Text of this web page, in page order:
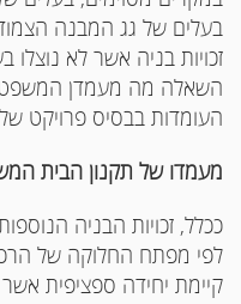
בעלים של גג המבנה
זכויות בניה אשר לא
השאלה מה מעמדן המשפטי
העומדות בבסיס פרויקט
מעמדו של תקנון הבית
ככלל, זכויות הבניה
לפי מפתח החלוקה של
קיימת יחידה ספציפית אשר